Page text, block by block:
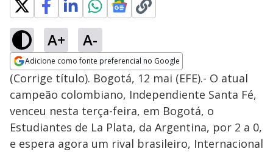
A+ A-
Adicione como fonte preferencial no Google
Opens in new window
(Corrige título). Bogotá, 12 mai (EFE).- O atual
campeão colombiano, Independiente Santa Fé,
venceu nesta terça-feira, em Bogotá, o
Estudiantes de La Plata, da Argentina, por 2 a 0,
e espera agora um rival brasileiro, Internacional